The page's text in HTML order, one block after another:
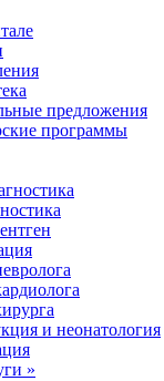
предложения
программы
и неонатология
»